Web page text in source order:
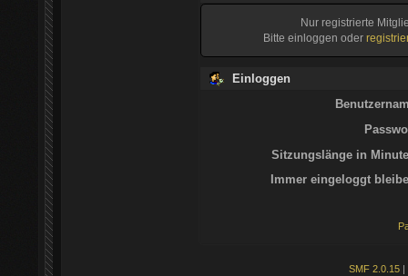
Nur registrierte
Bitte einloggen oder
Einloggen
Sitzungslänge in
Immer eingeloggt
SMF 2.0.15 |